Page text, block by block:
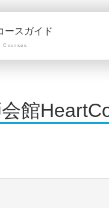
ースガイド
Courses
館